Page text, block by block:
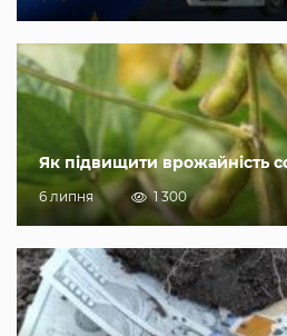
Як підвищити врожайність
6 липня 1 300